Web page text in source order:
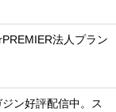
法人プラン
ン好評配信中。ス